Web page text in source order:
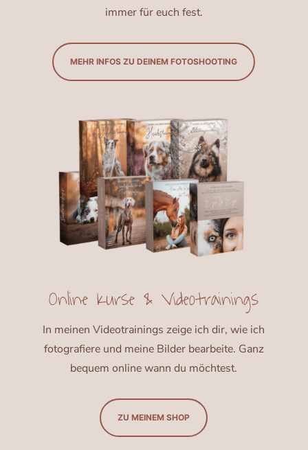
immer für euch fest.
MEHR INFOS ZU DEINEM FOTOSHOOTING
Online Kurse & Videotrainings
In meinen Videotrainings zeige ich dir, wie ich
fotografiere und meine Bilder bearbeite. Ganz
bequem online wann du möchtest.
ZU MEINEM SHOP